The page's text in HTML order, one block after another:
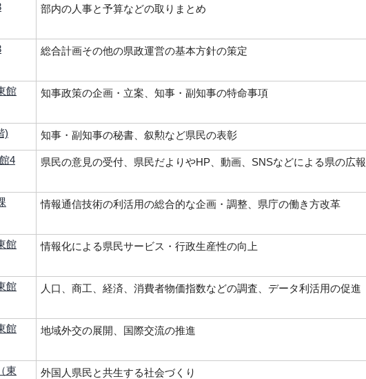
部内の人事と予算などの取りまとめ
総合計画その他の県政運営の基本方針の策定
館
知事政策の企画・立案、知事・副知事の特命事項
) 知事・副知事の秘書、叙勲など県民の表彰
4
県民の意見の受付、県民だよりやHP、動画、SNSなどによる県の広報
情報通信技術の利活用の総合的な企画・調整、県庁の働き方改革
館
情報化による県民サービス・行政生産性の向上
館
人口、商工、経済、消費者物価指数などの調査、データ利活用の促進
館
地域外交の展開、国際交流の推進
東
外国人県民と共生する社会づくり